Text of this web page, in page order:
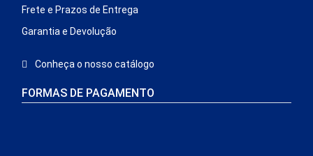
Frete e Prazos de Entrega
Garantia e Devolução
Conheça o nosso catálogo
FORMAS DE PAGAMENTO